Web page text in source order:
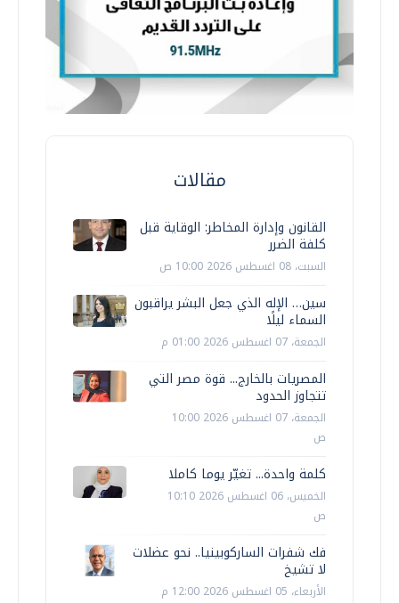
مقالات
القانون وإدارة المخاطر: الوقاية قبل
كلفة الضرر
السبت، 08 اغسطس 2026 10:00 ص
سين… الإله الذي جعل البشر يراقبون
السماء ليلًا
الجمعة، 07 اغسطس 2026 01:00 م
المصريات بالخارج... قوة مصر التي
تتجاوز الحدود
الجمعة، 07 اغسطس 2026 10:00
ص
كلمة واحدة... تغيّر يوما كاملا
الخميس، 06 اغسطس 2026 10:10
ص
فك شفرات الساركوبينيا.. نحو عضلات
لا تشيخ
الأربعاء، 05 اغسطس 2026 12:00 م